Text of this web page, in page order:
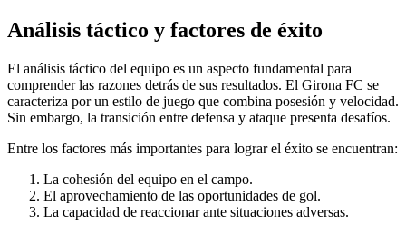
Análisis táctico y factores de éxito
El análisis táctico del equipo es un aspecto fundamental para
comprender las razones detrás de sus resultados. El Girona FC se
caracteriza por un estilo de juego que combina posesión y velocidad.
Sin embargo, la transición entre defensa y ataque presenta desafíos.
Entre los factores más importantes para lograr el éxito se encuentran:
La cohesión del equipo en el campo.
El aprovechamiento de las oportunidades de gol.
La capacidad de reaccionar ante situaciones adversas.